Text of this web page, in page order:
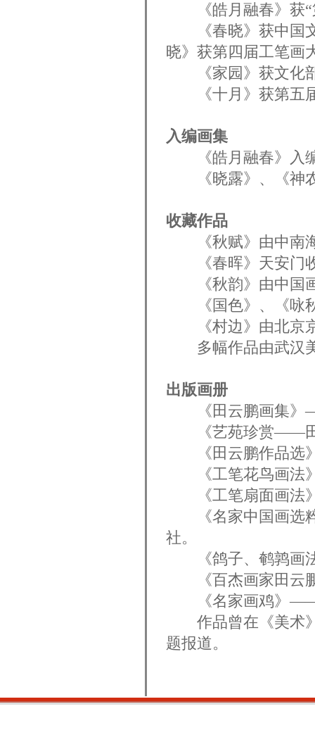
《皓月融春》获“
《春晓》获中国文
晓》获第四届工笔画
《家园》获文化部
《十月》获第五
入编画集
《皓月融春》入编
《晓露》、《神农
收藏作品
《秋赋》由中南
《春晖》天安门收
《秋韵》由中国
《国色》、《咏秋
《村边》由北京
多幅作品由武汉美
出版画册
《田云鹏画集》
《艺苑珍赏——田
《田云鹏作品选
《工笔花鸟画法
《工笔扇面画法
《名家中国画选
社。
《鸽子、鹌鹑画
《百杰画家田云
《名家画鸡》——
作品曾在《美术》
题报道。